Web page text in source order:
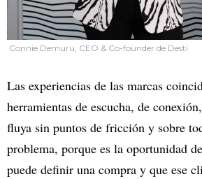
Connie Demuru, CEO & Co-founder de Destí
Las experiencias de las marcas
herramientas de escucha, de
fluya sin puntos de fricción y sobre
problema, porque es la oportunidad
puede definir una compra y que ese